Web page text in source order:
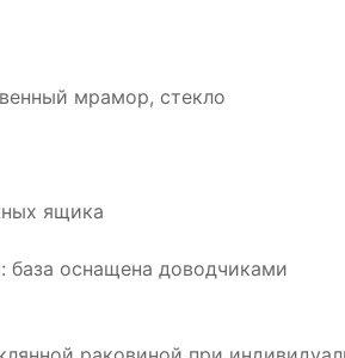
мрамор, стекло
ящика
база оснащена доводчиками